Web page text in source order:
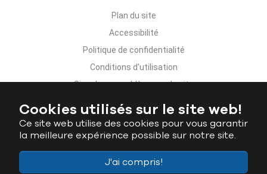
Cookies utilisés sur le site web!
Ce site web utilise des cookies pour vous garantir
la meilleure expérience possible sur notre site.
J'ai compris!
Plan du site
Accessibilité
Politique de confidentialité
Conditions d’utilisation
Signaler un problème sur le site
Nous joindre
Ministère de l'Éducation du Québec